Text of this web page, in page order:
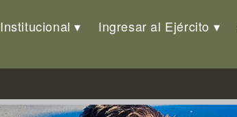
Institucional Ingresar al Ejército